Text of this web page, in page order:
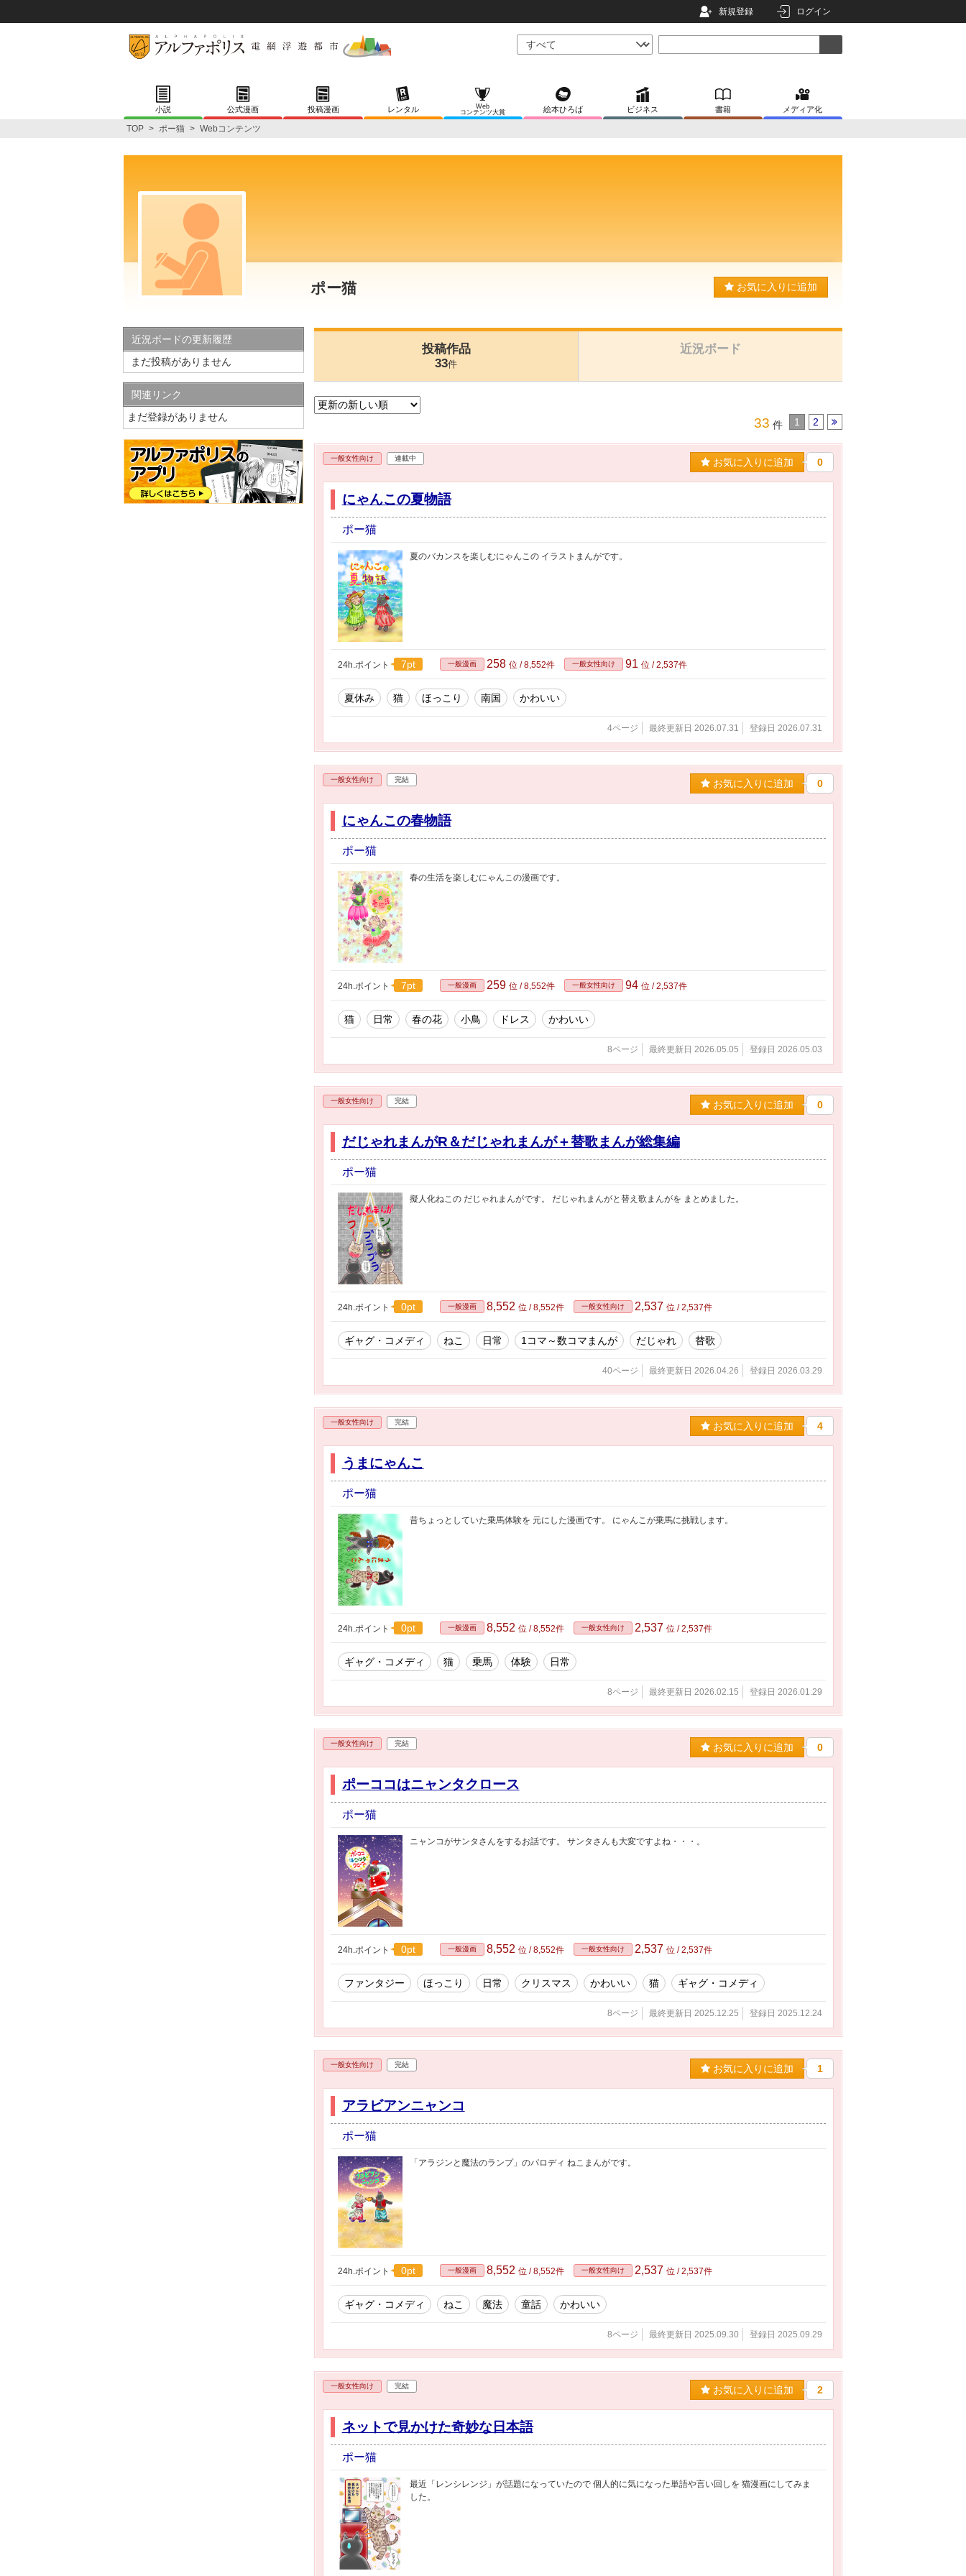
新規登録 ログイン
小説 公式漫画 投稿漫画 レンタル
Web
コンテンツ大賞
絵本ひろば ビジネス 書籍 メディア化
TOP > ポー猫 > Webコンテンツ
ポー猫 お気に入りに追加
投稿作品
33件
近況ボード
33 件 1 2
一般女性向け 連載中 お気に入りに追加 0
にゃんこの夏物語
ポー猫
夏のバカンスを楽しむにゃんこの イラストまんがです。
24h.ポイント 7pt 一般漫画 258 位 / 8,552件 一般女性向け 91 位 / 2,537件
夏休み 猫 ほっこり 南国 かわいい
4ページ 最終更新日 2026.07.31 登録日 2026.07.31
一般女性向け 完結 お気に入りに追加 0
にゃんこの春物語
ポー猫
春の生活を楽しむにゃんこの漫画です。
24h.ポイント 7pt 一般漫画 259 位 / 8,552件 一般女性向け 94 位 / 2,537件
猫 日常 春の花 小鳥 ドレス かわいい
8ページ 最終更新日 2026.05.05 登録日 2026.05.03
一般女性向け 完結 お気に入りに追加 0
だじゃれまんがR＆だじゃれまんが＋替歌まんが総集編
ポー猫
擬人化ねこの だじゃれまんがです。 だじゃれまんがと替え歌まんがを まとめました。
24h.ポイント 0pt 一般漫画 8,552 位 / 8,552件 一般女性向け 2,537 位 / 2,537件
ギャグ・コメディ ねこ 日常 1コマ～数コマまんが だじゃれ 替歌
40ページ 最終更新日 2026.04.26 登録日 2026.03.29
一般女性向け 完結 お気に入りに追加 4
うまにゃんこ
ポー猫
昔ちょっとしていた乗馬体験を 元にした漫画です。 にゃんこが乗馬に挑戦します。
24h.ポイント 0pt 一般漫画 8,552 位 / 8,552件 一般女性向け 2,537 位 / 2,537件
ギャグ・コメディ 猫 乗馬 体験 日常
8ページ 最終更新日 2026.02.15 登録日 2026.01.29
一般女性向け 完結 お気に入りに追加 0
ポーココはニャンタクロース
ポー猫
ニャンコがサンタさんをするお話です。 サンタさんも大変ですよね・・・。
24h.ポイント 0pt 一般漫画 8,552 位 / 8,552件 一般女性向け 2,537 位 / 2,537件
ファンタジー ほっこり 日常 クリスマス かわいい 猫 ギャグ・コメディ
8ページ 最終更新日 2025.12.25 登録日 2025.12.24
一般女性向け 完結 お気に入りに追加 1
アラビアンニャンコ
ポー猫
「アラジンと魔法のランプ」のパロディ ねこまんがです。
24h.ポイント 0pt 一般漫画 8,552 位 / 8,552件 一般女性向け 2,537 位 / 2,537件
ギャグ・コメディ ねこ 魔法 童話 かわいい
8ページ 最終更新日 2025.09.30 登録日 2025.09.29
一般女性向け 完結 お気に入りに追加 2
ネットで見かけた奇妙な日本語
ポー猫
最近「レンシレンジ」が話題になっていたので 個人的に気になった単語や言い回しを 猫漫画にしてみま
した。
近況ボードの更新履歴
まだ投稿がありません
関連リンク
まだ登録がありません